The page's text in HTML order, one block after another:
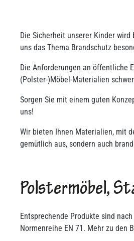
Die Sicherheit unserer Kinder
uns das Thema Brandschutz
Die Anforderungen an öffentliche
(Polster-)Möbel-Materialien
Sorgen Sie mit einem guten
uns!
Wir bieten Ihnen Materialien, mit
gemütlich aus, sondern auch
Polstermöbel,
Entsprechende Produkte sind
Normenreihe EN 71. Mehr zu den